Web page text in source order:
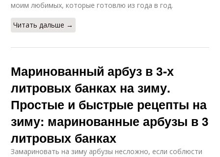
моим любимых, которые готовлю из года в год.
Читать дальше →
Маринованный арбуз в 3-х
литровых банках на зиму.
Простые и быстрые рецепты на
зиму: маринованные арбузы в 3
литровых банках
Замариновать на зиму арбузы несложно, если соблюсти